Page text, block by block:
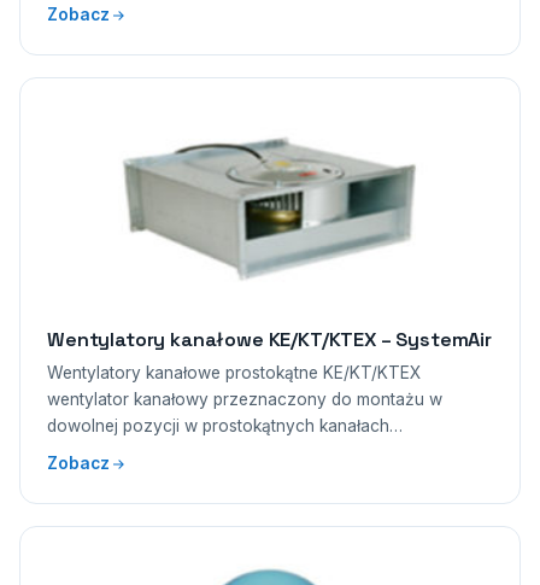
Zobacz
Wentylatory kanałowe KE/KT/KTEX – SystemAir
Wentylatory kanałowe prostokątne KE/KT/KTEX
wentylator kanałowy przeznaczony do montażu w
dowolnej pozycji w prostokątnych kanałach…
Zobacz